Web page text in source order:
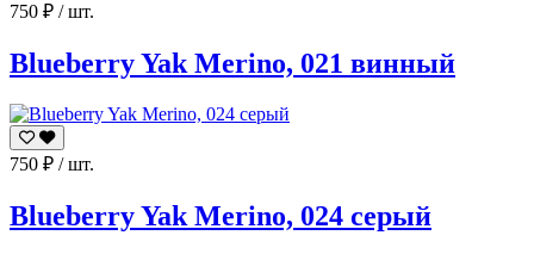
750 ₽ / шт.
Blueberry Yak Merino, 021 винный
750 ₽ / шт.
Blueberry Yak Merino, 024 серый